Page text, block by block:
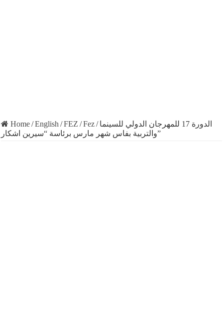
Home/English /FEZ /Fez/ الدورة 17 للمهرجان الدولي للسينما
والتربية بفاس شهر مارس برئاسة “سيرين اشكار”